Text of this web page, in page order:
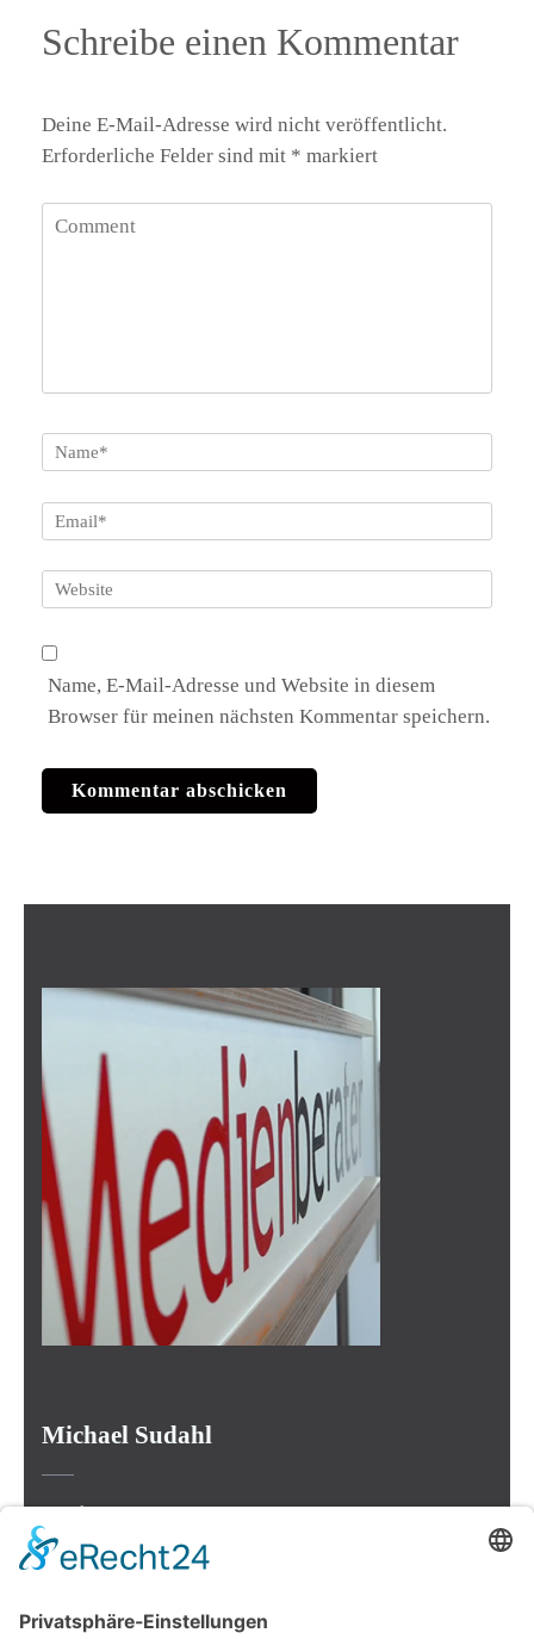
Schreibe einen Kommentar
Deine E-Mail-Adresse wird nicht veröffentlicht.
Erforderliche Felder sind mit * markiert
Comment
Name*
Email*
Website
Name, E-Mail-Adresse und Website in diesem
Browser für meinen nächsten Kommentar speichern.
Michael Sudahl
Beethovenstr. 4
73614 Schorndorf
Telefon: 07181 477 9998